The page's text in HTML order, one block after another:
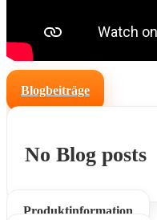
Blogbeiträge
No Blog posts
Produktinformation